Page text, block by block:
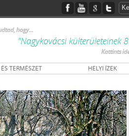
hogy...
"Nagykovácsi külterületeinek
Kattints
TERMÉSZET HELYI ÍZEK